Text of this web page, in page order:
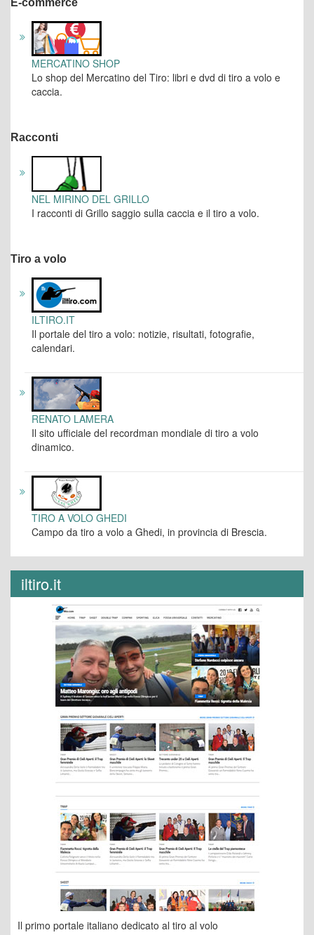
MERCATINO SHOP
Lo shop del Mercatino del Tiro: libri e dvd di tiro a volo e
caccia.
Racconti
NEL MIRINO DEL GRILLO
I racconti di Grillo saggio sulla caccia e il tiro a volo.
Tiro a volo
ILTIRO.IT
Il portale del tiro a volo: notizie, risultati, fotografie,
calendari.
RENATO LAMERA
Il sito ufficiale del recordman mondiale di tiro a volo
dinamico.
TIRO A VOLO GHEDI
Campo da tiro a volo a Ghedi, in provincia di Brescia.
iltiro.it
Il primo portale italiano dedicato al tiro al volo